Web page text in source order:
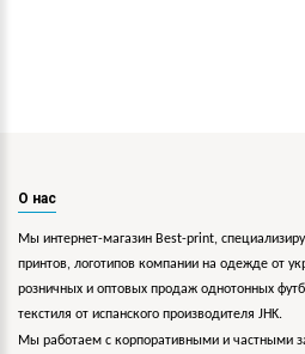
О нас
Мы интернет-магазин Best-print,
принтов, логотипов компании на одежде от
розничных и оптовых продаж однотонных
текстиля от испанского производителя JHK.
Мы работаем с корпоративными и частными